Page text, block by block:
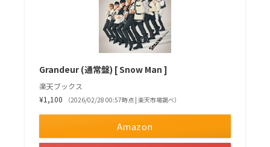
Grandeur (通常盤) [ Snow Man ]
楽天ブックス
¥1,100
（2026/02/28 00:57時点 | 楽天市場調べ）
Amazon